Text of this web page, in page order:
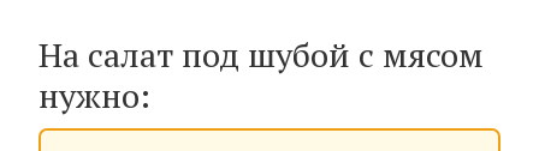
На салат под шубой с мясом
нужно: